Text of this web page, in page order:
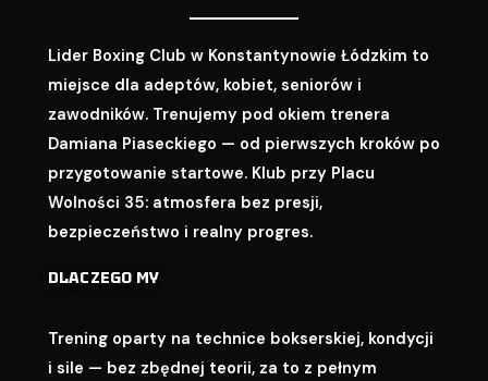
Lider Boxing Club w Konstantynowie Łódzkim to
miejsce dla adeptów, kobiet, seniorów i
zawodników. Trenujemy pod okiem trenera
Damiana Piaseckiego — od pierwszych kroków po
przygotowanie startowe. Klub przy Placu
Wolności 35: atmosfera bez presji,
bezpieczeństwo i realny progres.
DLACZEGO MY
Trening oparty na technice bokserskiej, kondycji
i sile — bez zbędnej teorii, za to z pełnym